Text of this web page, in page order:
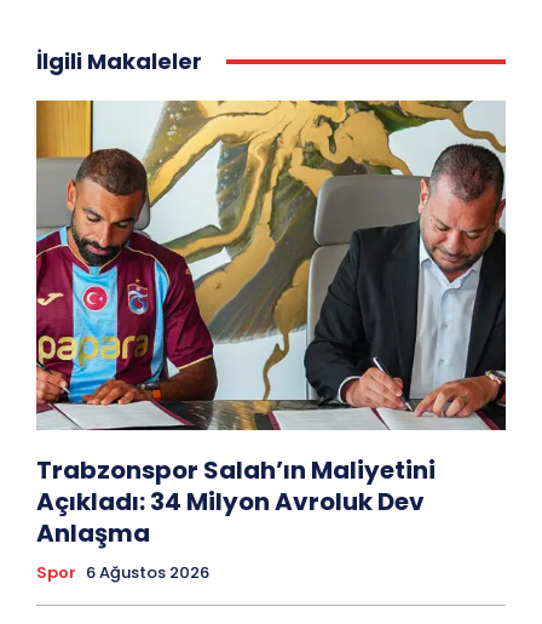
İlgili Makaleler
Trabzonspor Salah’ın Maliyetini
Açıkladı: 34 Milyon Avroluk Dev
Anlaşma
Spor 6 Ağustos 2026